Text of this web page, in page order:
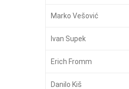
Marko Vešović
Ivan Supek
Erich Fromm
Danilo Kiš